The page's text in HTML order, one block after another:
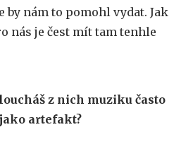
by nám to pomohl vydat. Jak
nás je čest mít tam tenhle
z nich muziku často
artefakt?